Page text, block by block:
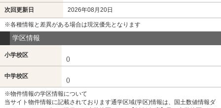
次回更新日 2026年08月20日
※各種情報と差異がある場合は現況優先となります
学区情報
小学校区
()
中学校区
()
※物件情報の学区情報について
当サイト物件情報に記載されております通学区域(学区)情報は、国土数値情報ダ